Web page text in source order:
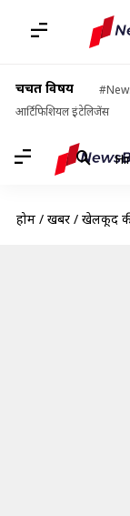
चर्चित विषय
आर्टिफिशियल इंटेलिजेंस
होम / खबरें / खेलकूद